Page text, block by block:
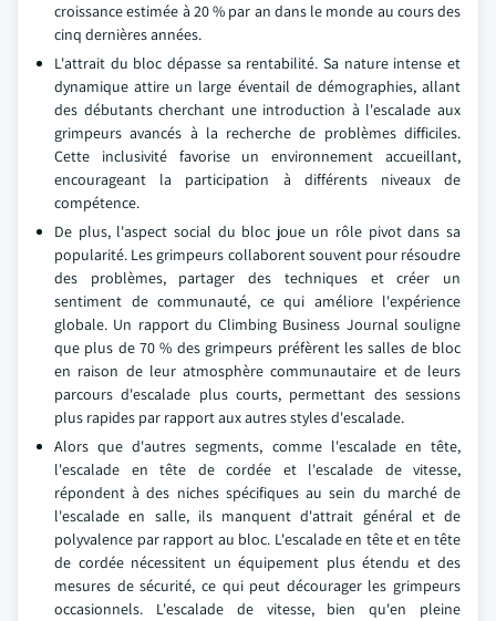
croissance estimée à 20 % par an dans le monde au cours des
cinq dernières années.
L'attrait du bloc dépasse sa rentabilité. Sa nature intense et
dynamique attire un large éventail de démographies, allant
des débutants cherchant une introduction à l'escalade aux
grimpeurs avancés à la recherche de problèmes difficiles.
Cette inclusivité favorise un environnement accueillant,
encourageant la participation à différents niveaux de
compétence.
De plus, l'aspect social du bloc joue un rôle pivot dans sa
popularité. Les grimpeurs collaborent souvent pour résoudre
des problèmes, partager des techniques et créer un
sentiment de communauté, ce qui améliore l'expérience
globale. Un rapport du Climbing Business Journal souligne
que plus de 70 % des grimpeurs préfèrent les salles de bloc
en raison de leur atmosphère communautaire et de leurs
parcours d'escalade plus courts, permettant des sessions
plus rapides par rapport aux autres styles d'escalade.
Alors que d'autres segments, comme l'escalade en tête,
l'escalade en tête de cordée et l'escalade de vitesse,
répondent à des niches spécifiques au sein du marché de
l'escalade en salle, ils manquent d'attrait général et de
polyvalence par rapport au bloc. L'escalade en tête et en tête
de cordée nécessitent un équipement plus étendu et des
mesures de sécurité, ce qui peut décourager les grimpeurs
occasionnels. L'escalade de vitesse, bien qu'en pleine